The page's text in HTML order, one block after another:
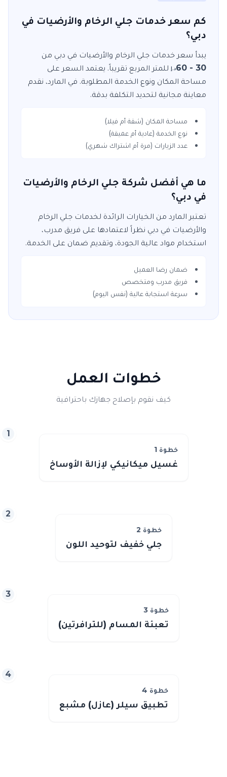
كم سعر خدمات جلي الرخام والأرضيات في
دبي؟
يبدأ سعر خدمات جلي الرخام والأرضيات في دبي من
30 - 60
د.إ للمتر المربع تقريباً. يعتمد السعر على
مساحة المكان ونوع الخدمة المطلوبة. في المارد، نقدم
معاينة مجانية لتحديد التكلفة بدقة.
مساحة المكان (شقة أم فيلا)
نوع الخدمة (عادية أم عميقة)
عدد الزيارات (مرة أم اشتراك شهري)
ما هي أفضل شركة جلي الرخام والأرضيات
في دبي؟
تعتبر المارد من الخيارات الرائدة لخدمات جلي الرخام
والأرضيات في دبي نظراً لاعتمادها على فريق مدرب،
استخدام مواد عالية الجودة، وتقديم ضمان على الخدمة.
ضمان رضا العميل
فريق مدرب ومتخصص
سرعة استجابة عالية (نفس اليوم)
خطوات العمل
كيف نقوم بإصلاح جهازك باحترافية
خطوة 1
غسيل ميكانيكي لإزالة الأوساخ
1
خطوة 2
جلي خفيف لتوحيد اللون
2
خطوة 3
تعبئة المسام (للترافرتين)
3
خطوة 4
تطبيق سيلر (عازل) مشبع
4